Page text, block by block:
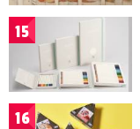
15
16